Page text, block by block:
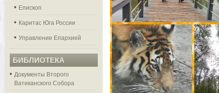
Епископ
Каритас Юга России
Управление Епархией
БИБЛИОТЕКА
Документы Второго
Ватиканского Собора